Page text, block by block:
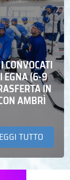
EGNA (6-9
IN
AMBRÌ
TUTTO